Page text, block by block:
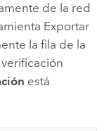
de la red
Exportar
la fila de la
está